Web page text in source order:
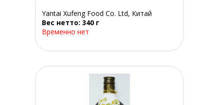
Yantai Xufeng Food Co. Ltd, Китай
Вес нетто: 340 г
Временно нет